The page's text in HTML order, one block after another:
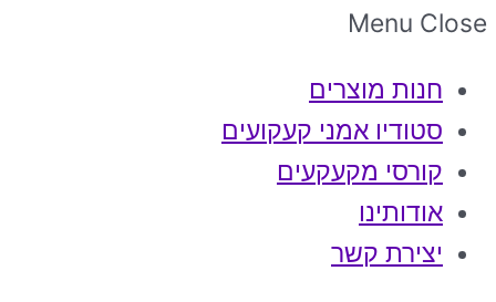
Menu Close
חנות מוצרים
סטודיו אמני קעקועים
קורסי מקעקעים
אודותינו
יצירת קשר